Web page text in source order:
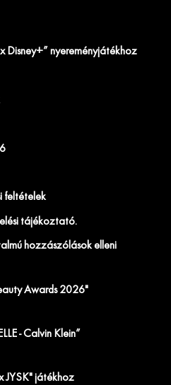
Disney+” nyereményjátékhoz
feltételek
tájékoztató.
hozzászólások elleni
Awards 2026"
- Calvin Klein”
JYSK" játékhoz